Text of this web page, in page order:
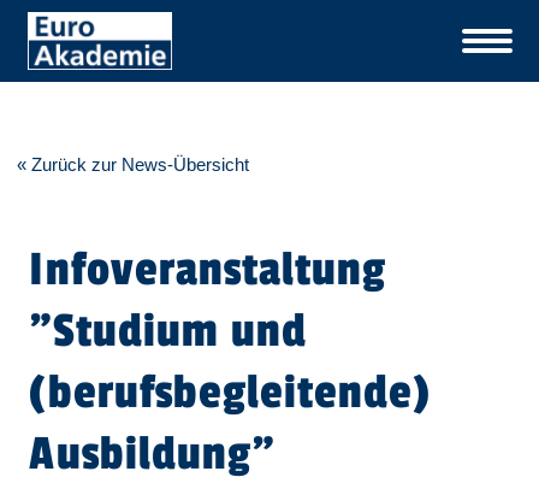
« Zurück zur News-Übersicht
Infoveranstaltung
"Studium und
(berufsbegleitende)
Ausbildung"